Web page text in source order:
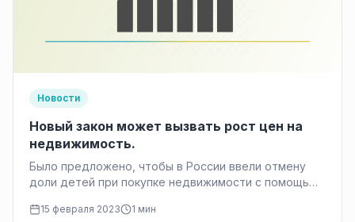
Новости
Новый закон может вызвать рост цен на
недвижимость.
Было предложено, чтобы в России ввели отмену
доли детей при покупке недвижимости с помощью
вызвать…
15 февраля 2023 1 мин